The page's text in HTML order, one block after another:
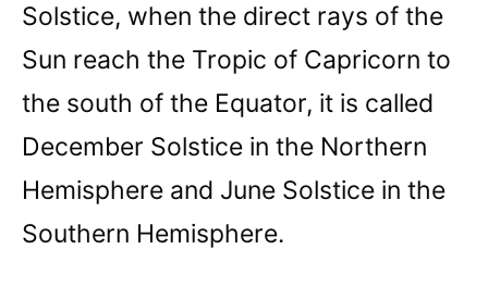
Solstice, when the direct rays of the
Sun reach the Tropic of Capricorn to
the south of the Equator, it is called
December Solstice in the Northern
Hemisphere and June Solstice in the
Southern Hemisphere.